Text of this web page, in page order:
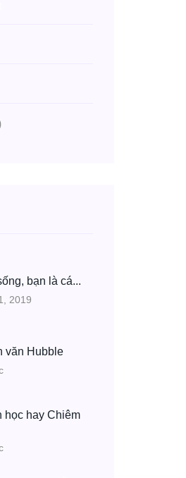
bạn là cá...
2019
văn Hubble
học hay Chiêm